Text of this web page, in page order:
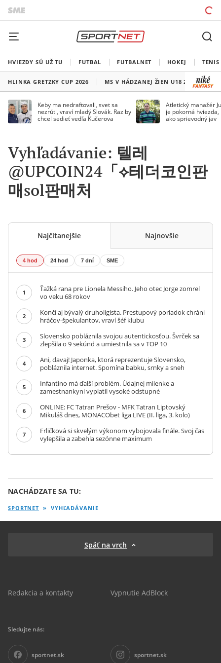
HVIEZDY SÚ UŽ TU FUTBAL FUTBALNET HOKEJ TENIS
HLINKA GRETZKY CUP 2026 MS V HÁDZANEJ ŽIEN U18 2026
Keby ma nedraftovali, svet sa
nezrúti, vraví mladý Slovák. Raz by
chcel sedieť vedľa Kučerova
Atletický manažér
je pokorná
ako sprievodný jav
Vyhľadávanie: 텔레
@UPCOIN24「⟡테더코인판
매sol판매처
Najčítanejšie Najnovšie
4 hod 24 hod 7 dní SME
1
Ťažká rana pre Lionela Messiho. Jeho otec Jorge zomrel
vo veku 68 rokov
2
Končí aj bývalý druholigista. Prestupový poriadok chráni
hráčov-špekulantov, vraví šéf klubu
3
Slovensko pobláznila svojou autentickosťou. Švrček sa
zlepšila o 9 sekúnd a umiestnila sa v TOP 10
4
Ani, davaj! Japonka, ktorá reprezentuje Slovensko,
pobláznila internet. Spomína babku, srnky a sneh
5
Infantino má ďalší problém. Údajnej milenke a
zamestnankyni vyplatil vysoké odstupné
6
ONLINE: FC Tatran Prešov - MFK Tatran Liptovský
Mikuláš dnes, MONACObet liga LIVE (II. liga, 3. kolo)
7
Frličková si skvelým výkonom vybojovala finále. Svoj čas
vylepšila a zabehla sezónne maximum
NACHÁDZATE SA TU:
SPORTNET » VYHĽADÁVANIE
Späť na vrch
Redakcia a kontakty Vypnutie AdBlock
Sledujte nás:
sportnet.sk sportnet.sk